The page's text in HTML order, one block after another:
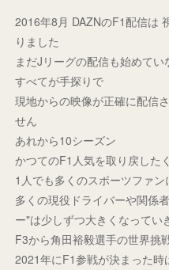
2016年8月 DAZNのF1配信は
りました
まだJリーグの配信も始めてい
すべてが手探りで
現地からの映像が正確に配信
せん
あれから10シーズン
かつてのF1人気を取り戻した
1人でも多くのスポーツファ
多くの現役ドライバーや関係
ー"は少しずつ大きくなってい
F3から角田裕毅選手の世界挑
2021年にF1参戦が決まった時